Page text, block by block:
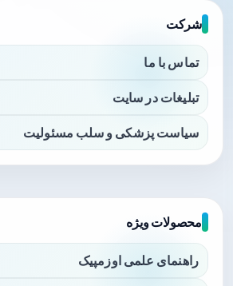
شرکت
تماس با ما
تبلیغات در سایت
سیاست پزشکی و سلب مسئولیت
محصولات ویژه
راهنمای علمی اوزمپیک